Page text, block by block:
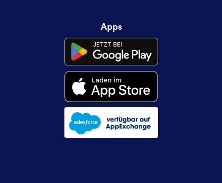
Apps